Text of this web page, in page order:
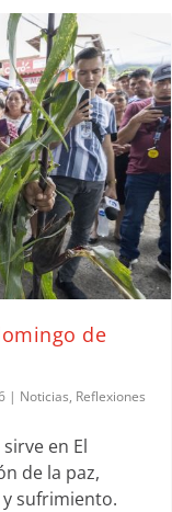
de
| Noticias, Reflexiones
en El
de la paz,
sufrimiento.